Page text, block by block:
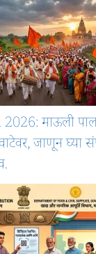
माऊली
जाणून घ्या